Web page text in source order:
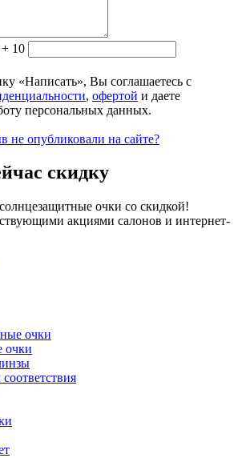
10
«Написать», Вы соглашаетесь с
, офертой и даете
персональных данных.
не опубликовали на сайте?
скидку
очки со скидкой!
акциями салонов и интернет-
очки
очки